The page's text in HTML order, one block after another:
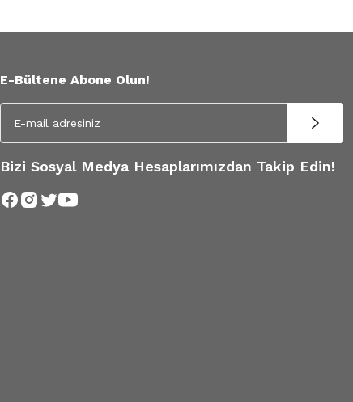
E-Bültene Abone Olun!
Bizi Sosyal Medya Hesaplarımızdan Takip Edin!